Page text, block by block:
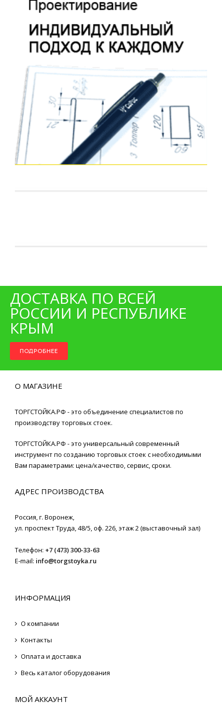
ДОСТАВКА ПО ВСЕЙ
РОССИИ И РЕСПУБЛИКЕ
КРЫМ
ПОДРОБНЕЕ
О МАГАЗИНЕ
ТОРГСТОЙКА.РФ - это объединение специалистов по
производству торговых стоек.
ТОРГСТОЙКА.РФ - это универсальный современный
инструмент по созданию торговых стоек с необходимыми
Вам параметрами: цена/качество, сервис, сроки.
АДРЕС ПРОИЗВОДСТВА
Россия, г. Воронеж
ул. проспект Труда, 48/5, оф. 226, этаж 2 (выставочный зал)
Телефон: +7 (473) 300-33-63
E-mail: info@torgstoyka.ru
ИНФОРМАЦИЯ
О компании
Контакты
Оплата и доставка
Весь каталог оборудования
МОЙ АККАУНТ